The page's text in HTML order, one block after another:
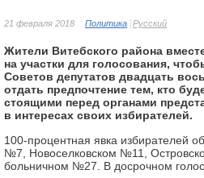
21 февраля 2018 Политика Русский
Жители Витебского района
на участки для голосования,
Советов депутатов двадцать
отдать предпочтение тем, кто
стоящими перед органами
в интересах своих избирателей.
100-процентная явка избирателей
№7, Новоселковском №11,
больничном №27. В досрочном